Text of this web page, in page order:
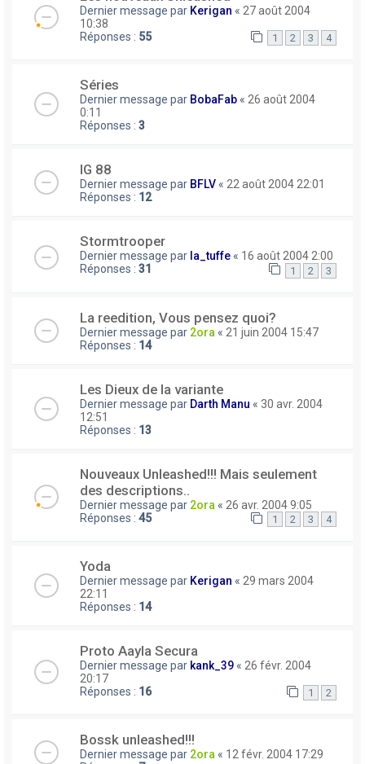
Dernier message par Kerigan « 27 août 2004
10:38
Réponses : 55 1 2 3 4
Séries
Dernier message par BobaFab « 26 août 2004
0:11
Réponses : 3
IG 88
Dernier message par BFLV « 22 août 2004 22:01
Réponses : 12
Stormtrooper
Dernier message par la_tuffe « 16 août 2004 2:00
Réponses : 31 1 2 3
La reedition, Vous pensez quoi?
Dernier message par 2ora « 21 juin 2004 15:47
Réponses : 14
Les Dieux de la variante
Dernier message par Darth Manu « 30 avr. 2004
12:51
Réponses : 13
Nouveaux Unleashed!!! Mais seulement
des descriptions..
Dernier message par 2ora « 26 avr. 2004 9:05
Réponses : 45 1 2 3 4
Yoda
Dernier message par Kerigan « 29 mars 2004
22:11
Réponses : 14
Proto Aayla Secura
Dernier message par kank_39 « 26 févr. 2004
20:17
Réponses : 16 1 2
Bossk unleashed!!!
Dernier message par 2ora « 12 févr. 2004 17:29